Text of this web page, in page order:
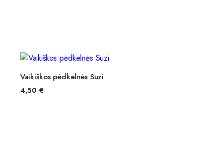
PASIRINKTI SAVYBES
Vaikiškos pėdkelnės Suzi
4,50 €